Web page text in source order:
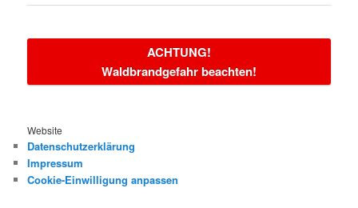
ACHTUNG!
Waldbrandgefahr beachten!
Website
Datenschutzerklärung
Impressum
Cookie-Einwilligung anpassen